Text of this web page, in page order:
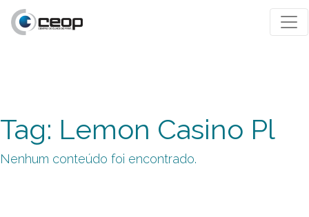
Tag: Lemon Casino Pl
Nenhum conteúdo foi encontrado.